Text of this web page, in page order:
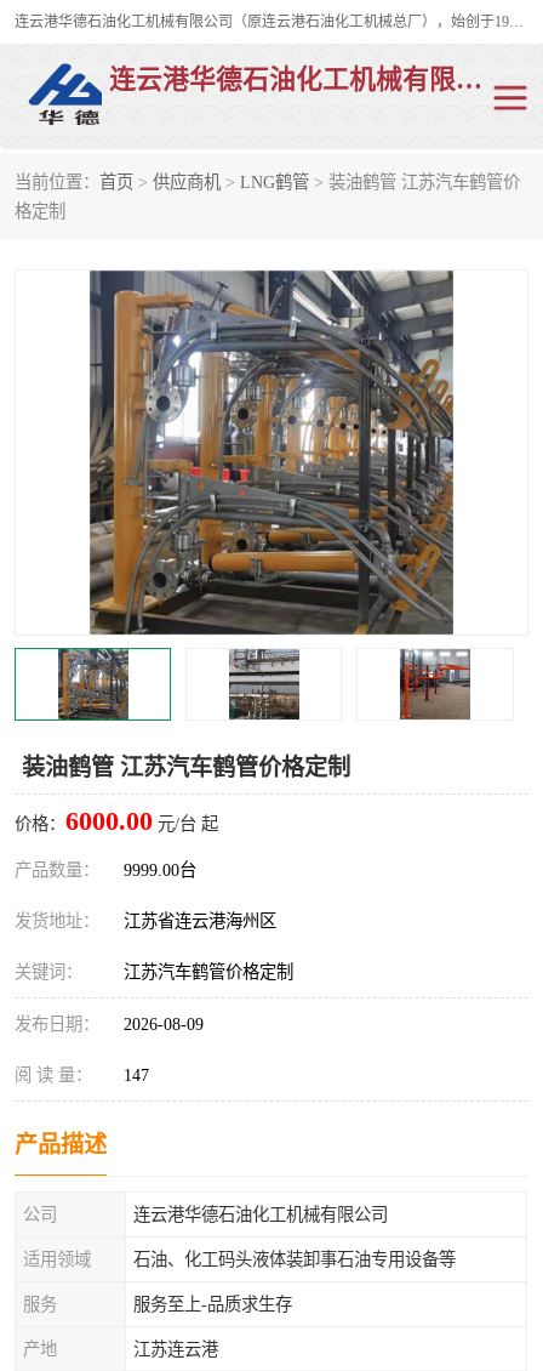
连云港华德石油化工机械有限公司（原连云港石油化工机械总厂），始创于1982年，是从事码头船用流体装卸臂、陆用流体装卸臂（鹤管）、活动梯、钢构平台、定量装车系统等全系列流体装卸设备的设计、制造、销售以及服务的专业供应商。
连云港华德石油化工机械有限公司
当前位置： 首页 > 供应商机 > LNG鹤管 > 装油鹤管 江苏汽车鹤管价
格定制
装油鹤管 江苏汽车鹤管价格定制
价格： 6000.00 元/台 起
产品数量： 9999.00台
发货地址： 江苏省连云港海州区
关键词： 江苏汽车鹤管价格定制
发布日期： 2026-08-09
阅 读 量： 147
产品描述
公司 连云港华德石油化工机械有限公司
适用领域 石油、化工码头液体装卸事石油专用设备等
服务 服务至上-品质求生存
产地 江苏连云港
陆用流体装卸臂
液氨鹤管 液氯鹤管
活动梯
平台栈桥 卸车鹤管
装车鹤管 输油臂
紧急脱离干式接头 火车鹤管
汽车鹤管 顶部鹤管
底部鹤管 低温鹤管
浮动出油装置 鹤管